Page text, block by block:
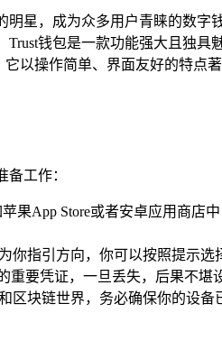
明星，成为众多用户青睐的数
钱包是一款功能强大且独
以操作简单、界面友好的特
工作：
果App Store或者安卓应用商店
你指引方向，你可以按照提示
重要凭证，一旦丢失，后果不堪
区块链世界，务必确保你的设